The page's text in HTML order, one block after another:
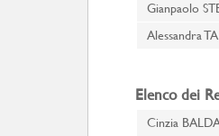
Gianpaolo
Alessandra
Elenco dei
Cinzia